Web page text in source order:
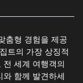
춤형 경험을 제공
트의 가장 상징적
세계 여행객의
함께 발견하세